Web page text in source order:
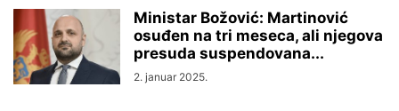
Ministar Božović: Martinović
osuđen na tri meseca, ali njegova
presuda suspendovana...
2. januar 2025.